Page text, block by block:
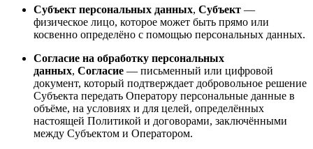
Субъект персональных данных, Субъект —
физическое лицо, которое может быть прямо или
косвенно определёно с помощью персональных данных.
Согласие на обработку персональных
данных, Согласие — письменный или цифровой
документ, который подтверждает добровольное решение
Субъекта передать Оператору персональные данные в
объёме, на условиях и для целей, определённых
настоящей Политикой и договорами, заключёнными
между Субъектом и Оператором.